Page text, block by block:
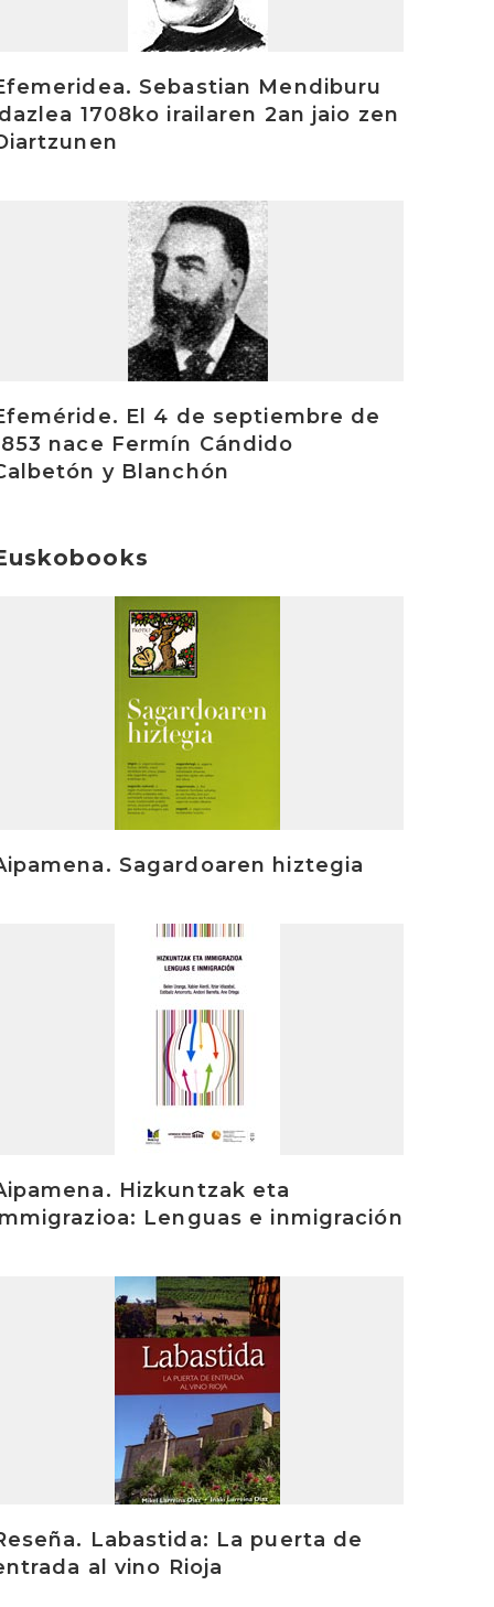
Sebastian Mendiburu
1708ko irailaren 2an jaio zen
El 4 de septiembre de
nace Fermín Cándido
y Blanchón
Sagardoaren hiztegia
Hizkuntzak eta
Lenguas e inmigración
Labastida: La puerta de
al vino Rioja